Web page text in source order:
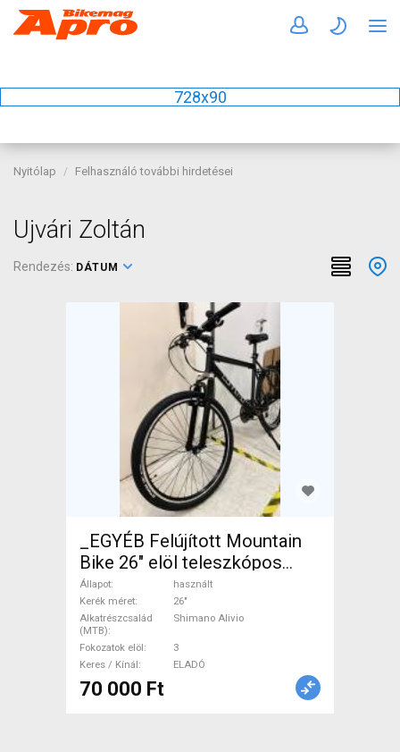
728x90
Nyitólap Felhasználó további hirdetései
Ujvári Zoltán
Rendezés: DÁTUM
_EGYÉB Felújított Mountain
Bike 26" elöl teleszkópos
Shimano Alivio használt
ELADÓ
Állapot
használt
Kerék méret
26"
Alkatrészcsalád
(MTB)
Shimano Alivio
Fokozatok elöl
3
Keres / Kínál
ELADÓ
70 000 Ft